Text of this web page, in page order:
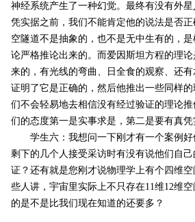
神经系统产生了一种幻觉。最终有没有外
凭实据之前，我们不能肯定他的说法是否
空隧道不是抽象的，也不是无中生有的，
论严格推论出来的。而爱因斯坦方程的理
来的，有光线的弯曲、日全食的观察、还
证明了它是正确的，然后他推出一些同样
们不会轻易地去相信没有经过验证的理论
们的态度第一是实事求是，第二是要有真凭
学生六：我想问一下刚才有一个案例好
剩下的几个人接受采访时有没有说他们自
证？还有就是您刚才说物理学上有个四维
些人讲，宇宙里实际上不只存在11维12维
的是不是比我们现在知道的还要多？